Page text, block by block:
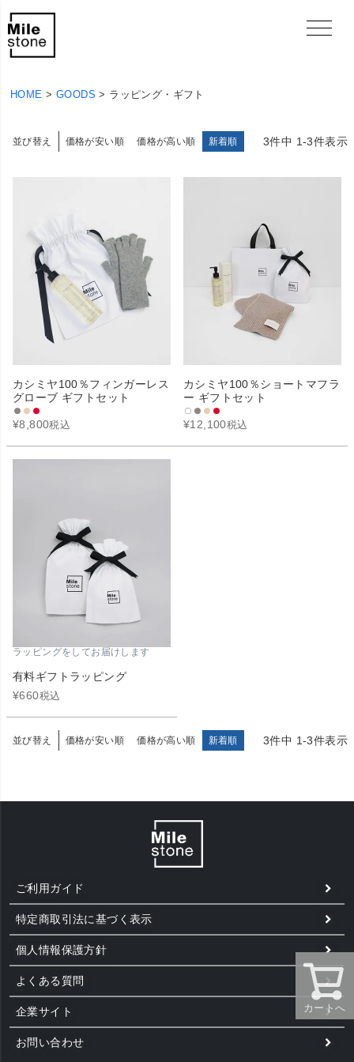
HOME GOODS ラッピング・ギフト
並び替え 価格が安い順 価格が高い順 新着順 3件中 1-3件表示
カシミヤ100％フィンガーレス
グローブ ギフトセット
¥8,800税込
カシミヤ100％ショートマフラ
ー ギフトセット
¥12,100税込
ラッピングをしてお届けします
有料ギフトラッピング
¥660税込
並び替え 価格が安い順 価格が高い順 新着順 3件中 1-3件表示
カートへ
ご利用ガイド
特定商取引法に基づく表示
個人情報保護方針
よくある質問
企業サイト
お問い合わせ